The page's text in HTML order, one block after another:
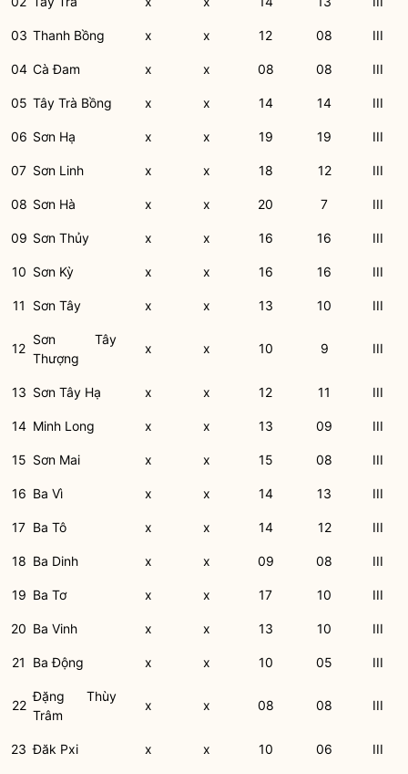
03 Thanh Bồng x x 12 08 III
04 Cà Đam x x 08 08 III
05 Tây Trà Bồng x x 14 14 III
06 Sơn Hạ x x 19 19 III
07 Sơn Linh x x 18 12 III
08 Sơn Hà x x 20 7 III
09 Sơn Thủy x x 16 16 III
10 Sơn Kỳ x x 16 16 III
11 Sơn Tây x x 13 10 III
12
Sơn Tây
Thượng
x x 10 9 III
13 Sơn Tây Hạ x x 12 11 III
14 Minh Long x x 13 09 III
15 Sơn Mai x x 15 08 III
16 Ba Vì x x 14 13 III
17 Ba Tô x x 14 12 III
18 Ba Dinh x x 09 08 III
19 Ba Tơ x x 17 10 III
20 Ba Vinh x x 13 10 III
21 Ba Động x x 10 05 III
22
Đặng Thùy
Trâm
x x 08 08 III
23 Đăk Pxi x x 10 06 III